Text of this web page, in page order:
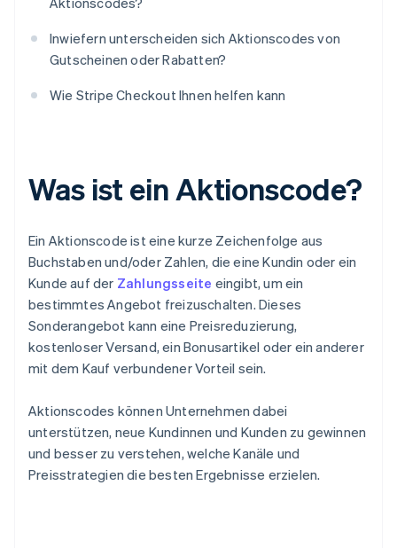
Inwiefern unterscheiden sich Aktionscodes von
Gutscheinen oder Rabatten?
Wie Stripe Checkout Ihnen helfen kann
Was ist ein Aktionscode?
Ein Aktionscode ist eine kurze Zeichenfolge aus
Buchstaben und/oder Zahlen, die eine Kundin oder ein
Kunde auf der Zahlungsseite eingibt, um ein
bestimmtes Angebot freizuschalten. Dieses
Sonderangebot kann eine Preisreduzierung,
kostenloser Versand, ein Bonusartikel oder ein anderer
mit dem Kauf verbundener Vorteil sein.
Aktionscodes können Unternehmen dabei
unterstützen, neue Kundinnen und Kunden zu gewinnen
und besser zu verstehen, welche Kanäle und
Preisstrategien die besten Ergebnisse erzielen.